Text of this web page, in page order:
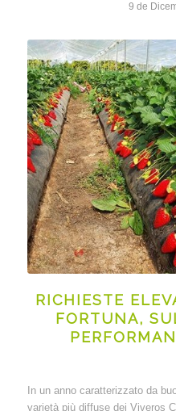
9 de
RICHIESTE
FORTUNA,
In un anno caratterizzato da
varietà più diffuse dei Viveros